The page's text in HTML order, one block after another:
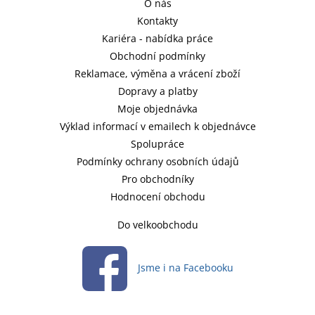
O nás
Kontakty
Kariéra - nabídka práce
Obchodní podmínky
Reklamace, výměna a vrácení zboží
Dopravy a platby
Moje objednávka
Výklad informací v emailech k objednávce
Spolupráce
Podmínky ochrany osobních údajů
Pro obchodníky
Hodnocení obchodu
Do velkoobchodu
Jsme i na Facebooku